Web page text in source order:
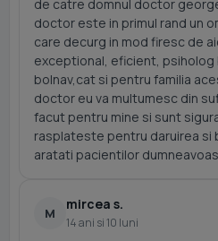
de catre domnul doctor
doctor este in primul rand un
care decurg in mod firesc de
exceptional, eficient,
bolnav,cat si pentru familia
doctor eu va multumesc din
facut pentru mine si sunt
rasplateste pentru daruirea si
aratati pacientilor
M
mircea s.
14 ani si 10 luni